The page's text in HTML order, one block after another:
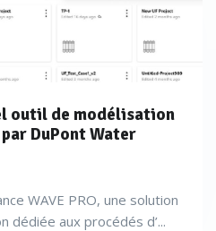
outil de modélisation
DuPont Water
WAVE PRO, une solution
dédiée aux procédés d’...